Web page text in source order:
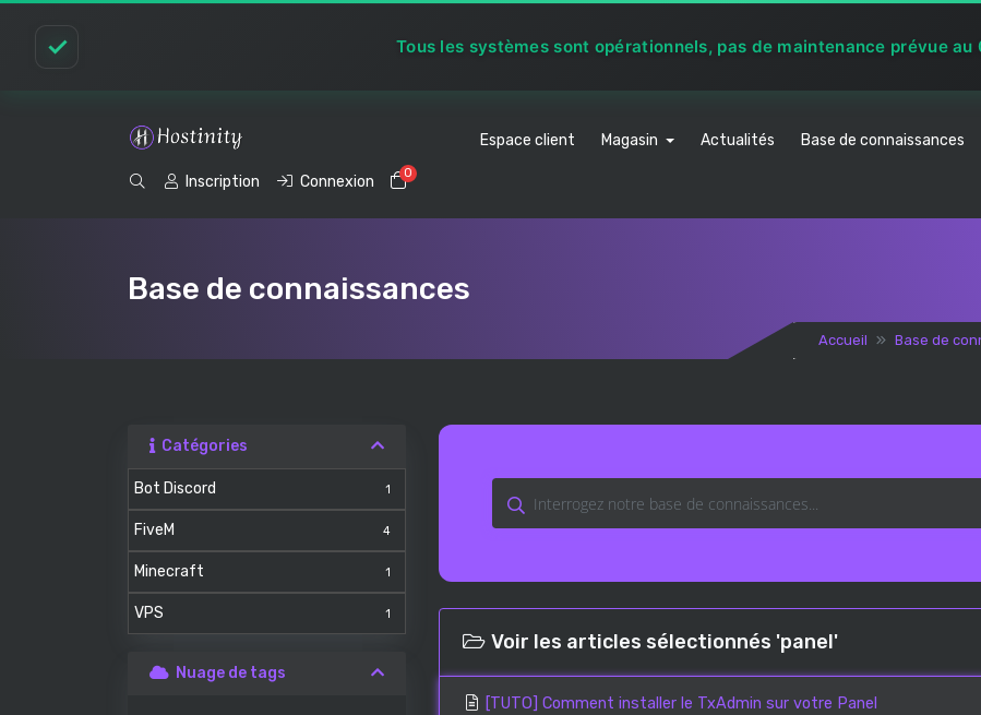
✓ Tous les systèmes sont opérationnels, pas de maintenance prévue
Espace client Magasin Actualités Base de connaissances
Inscription Connexion 0Votre panier
Base de connaissances
Accueil Base de
Catégories
Bot Discord 1
FiveM 4
Minecraft 1
VPS 1
Nuage de tags
Voir les articles sélectionnés 'panel'
[TUTO] Comment installer le TxAdmin sur votre Panel